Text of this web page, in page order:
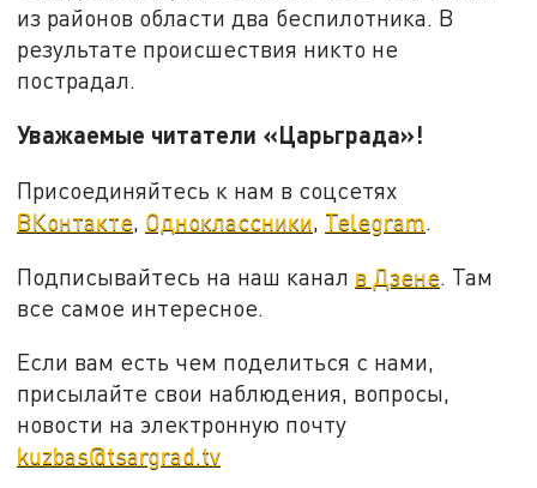
из районов области два беспилотника. В
результате происшествия никто не
пострадал.
Уважаемые читатели «Царьграда»!
Присоединяйтесь к нам в соцсетях
ВКонтакте, Одноклассники, Telegram.
Подписывайтесь на наш канал в Дзене. Там
все самое интересное.
Если вам есть чем поделиться с нами,
присылайте свои наблюдения, вопросы,
новости на электронную почту
kuzbas@tsargrad.tv